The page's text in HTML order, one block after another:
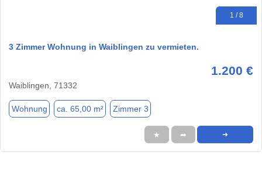
1 / 8
3 Zimmer Wohnung in Waiblingen zu vermieten.
1.200 €
Waiblingen, 71332
Wohnung ca. 65,00 m² Zimmer 3
★ ➦ ➜